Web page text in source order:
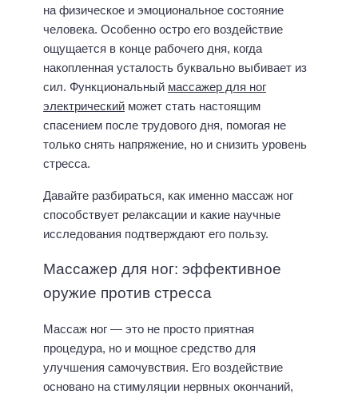
на физическое и эмоциональное состояние
человека. Особенно остро его воздействие
ощущается в конце рабочего дня, когда
накопленная усталость буквально выбивает из
сил. Функциональный массажер для ног
электрический может стать настоящим
спасением после трудового дня, помогая не
только снять напряжение, но и снизить уровень
стресса.
Давайте разбираться, как именно массаж ног
способствует релаксации и какие научные
исследования подтверждают его пользу.
Массажер для ног: эффективное
оружие против стресса
Массаж ног — это не просто приятная
процедура, но и мощное средство для
улучшения самочувствия. Его воздействие
основано на стимуляции нервных окончаний,